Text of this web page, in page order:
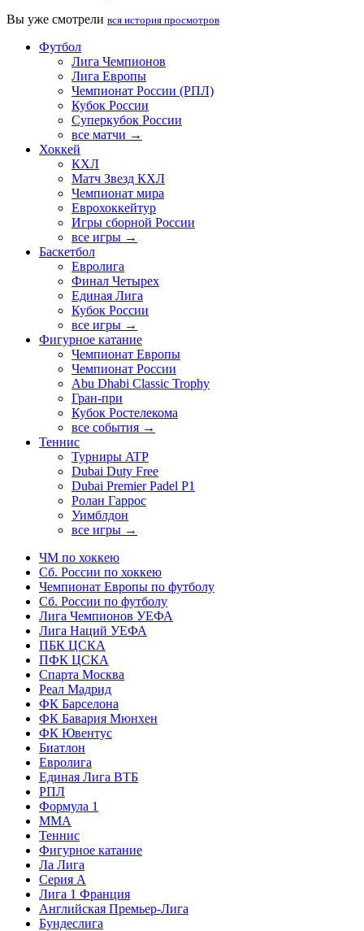
Вы уже смотрели вся история просмотров
Футбол
Лига Чемпионов
Лига Европы
Чемпионат России (РПЛ)
Кубок России
Суперкубок России
все матчи →
Хоккей
КХЛ
Матч Звезд КХЛ
Чемпионат мира
Еврохоккейтур
Игры сборной России
все игры →
Баскетбол
Евролига
Финал Четырех
Единая Лига
Кубок России
все игры →
Фигурное катание
Чемпионат Европы
Чемпионат России
Abu Dhabi Classic Trophy
Гран-при
Кубок Ростелекома
все события →
Теннис
Турниры ATP
Dubai Duty Free
Dubai Premier Padel P1
Ролан Гаррос
Уимблдон
все игры →
ЧМ по хоккею
Сб. России по хоккею
Чемпионат Европы по футболу
Сб. России по футболу
Лига Чемпионов УЕФА
Лига Наций УЕФА
ПБК ЦСКА
ПФК ЦСКА
Спарта Москва
Реал Мадрид
ФК Барселона
ФК Бавария Мюнхен
ФК Ювентус
Биатлон
Евролига
Единая Лига ВТБ
РПЛ
Формула 1
MMA
Теннис
Фигурное катание
Ла Лига
Серия А
Лига 1 Франция
Английская Премьер-Лига
Бундеслига